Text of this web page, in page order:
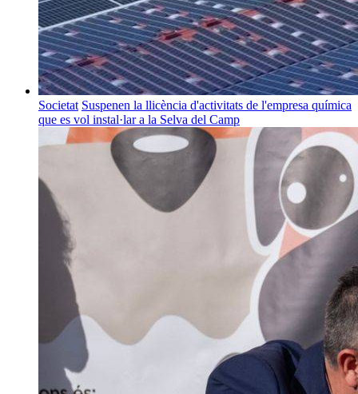
Societat Suspenen la llicència d'activitats de l'empresa química
que es vol instal·lar a la Selva del Camp